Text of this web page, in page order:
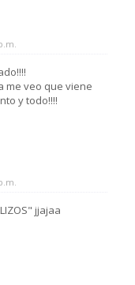
me veo que viene
y todo!!!!
jjajaa